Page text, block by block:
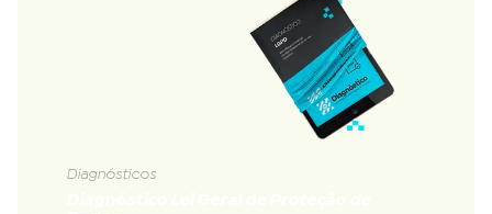
Diagnósticos